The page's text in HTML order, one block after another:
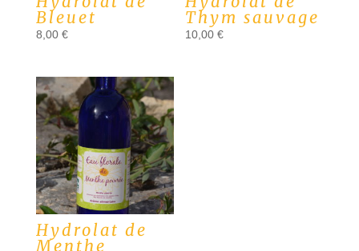
Bleuet
8,00 €
Thym sauvage
10,00€
Hydrolat de
Menthe